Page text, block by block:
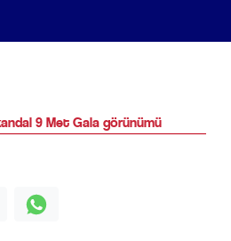
9 Met Gala görünümü